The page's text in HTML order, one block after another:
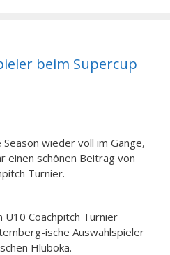
beim Supercup
wieder voll im Gange,
schönen Beitrag von
Turnier.
Coachpitch Turnier
ische Auswahlspieler
Hluboka.